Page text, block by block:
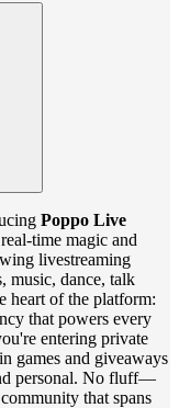
Poppo Live
time magic and
livestreaming
music, dance, talk
heart of the platform:
that powers every
entering private
games and giveaways
personal. No fluff—
that spans